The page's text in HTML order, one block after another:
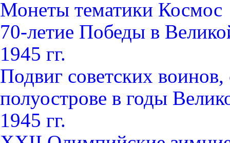
Монеты тематики Космос
70-летие Победы в
1945 гг.
Подвиг советских
полуострове в годы
1945 гг.